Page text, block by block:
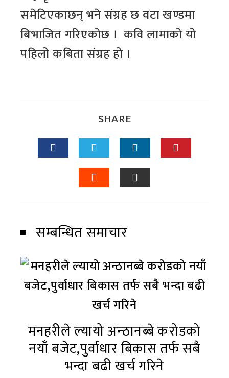
समेटिएकाछन् भने संग्रह छ वटा खण्डमा
बिभाजित गरिएकोछ । कवि लामाको यो
पहिलो कबिता संग्रह हो ।
SHARE
सम्बन्धित समाचार
मनहरीले ल्यायो अन्ठानब्बे करोडको
नयाँ बजेट,पुर्वाधार बिकास तर्फ सबै
भन्दा बढी खर्च गरिने